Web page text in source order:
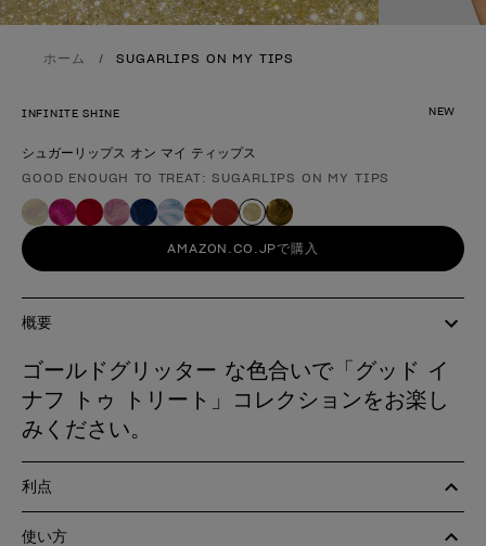
ホーム SUGARLIPS ON MY TIPS
NEW
INFINITE SHINE
シュガーリップス オン マイ ティップス
製品形態
GOOD ENOUGH TO TREAT: SUGARLIPS ON MY TIPS
AMAZON.CO.JPで購入
概要
ゴールドグリッター な色合いで「グッド イ
ナフ トゥ トリート」コレクションをお楽し
みください。
利点
使い方